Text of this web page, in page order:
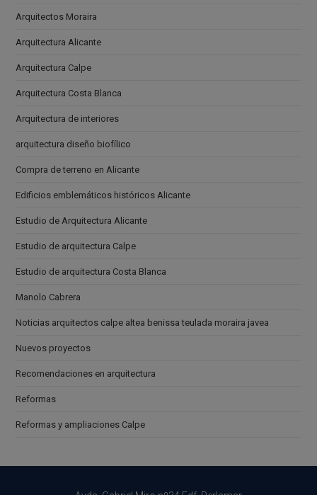
Arquitectos Moraira
Arquitectura Alicante
Arquitectura Calpe
Arquitectura Costa Blanca
Arquitectura de interiores
arquitectura diseño biofílico
Compra de terreno en Alicante
Edificios emblemáticos históricos Alicante
Estudio de Arquitectura Alicante
Estudio de arquitectura Calpe
Estudio de arquitectura Costa Blanca
Manolo Cabrera
Noticias arquitectos calpe altea benissa teulada moraira javea
Nuevos proyectos
Recomendaciones en arquitectura
Reformas
Reformas y ampliaciones Calpe